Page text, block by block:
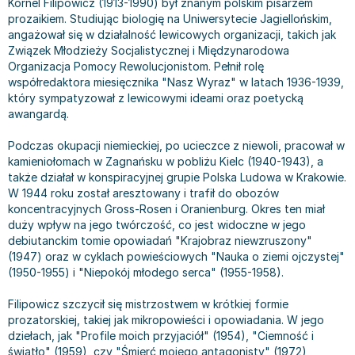
Bajki wiersze
Do kolorowania i naklejania
Kontrastowe obrazki
Kreatywne / Aktywizujące
Poznawanie świata
Podręczniki szkolne
Edukacja przedszkolna
Liceum, Technikum
Szkoła podstawowa
Szkoły wyższe
Szkoła zawodowa
Książki: finanse, księgowość, bankowość
Książki o gospodarce
Inne
Książki o marketingu
Książki o zarządzaniu
Historia - książki
Archeologia - książki
Historia Polski - książki
Historia świata - książki
II Wojna Światowa - książki
Książki militarne
Książki: Prawo
Inne
Książki: Prawo administracyjne
Książki: Prawo cywilne
Książki: Prawo finansowe
Książki: Prawo karne
Książki: pamiętniki, dzienniki i listy
Wywiady, wspomnienia - książki
Komiksy
Komiksy dla dorosłych
Komiksy dla dzieci
Komiksy dla młodzieży
Komiksy obcojęzyczne
Fantastyka, horror - książki
Książki fantasy
Książki horrory
Science Fiction - książki
Książki kryminały
Książki z poezją, aforyzmami i dramaty
Książki dramaty
Książki humorystyczne i aforyzmy
Tomiki poezji
Książki o sztuce
Liceum i technikum
Podręczniki do 1 klasy liceum i technikum
Podręczniki do 2 klasy liceum i technikum
Podręczniki do 3 klasy liceum i technikum
Podręczniki do klasy 4 liceum i technikum
Podręczniki do szkoły zawodowej
Podręczniki do 1 klasy szkoły zawodowej
Podręczniki do 2 klasy szkoły zawodowej
Podręczniki do 3 klasy szkoły zawodowej
Książki dla dzieci
Książki dla dzieci do 2 lat
Książki: bajki dla dzieci do 2 lat
Do kąpieli i zabawy
Kolorowanki i książki do naklejania do 2 lat
Książki grające, z puzzlami i magnesami do 2 lat
Obrazki kontrastowe dla niemowląt
Poznawanie świata dla dzieci do 2 lat - książki
Książki o sportowcach
Książki: Turystyka i podróże
Albumy krajoznawcze
Albumy krajoznawcze - Polska
Albumy krajoznawcze - Świat
Atlasy
Atlasy - Polska
Atlasy - świat
Globusy
Mapy
Mapy - Polska
Mapy - Świat
Przewodniki turystyczne
Przewodniki turystyczne - Polska
Przewodniki turystyczne - Świat
Książki: Zdrowie, rodzina, związki
Książki: Rodzina, związki
Julian Tuwim
Bracia Grimm
Stephen King
Tanya Valko
Lauren Kate
Jan Brzechwa
E. L. James
Virginia C. Andrews
Waldemar Łysiak
Monika Szwaja
Camilla Läckberg
Jan Kochanowski
Henning Mankell
Beata Pawlikowska
L.J. Smith
Diana Palmer
Bear Grylls
Kornel Filipowicz (1913-1990) był znanym polskim pisarzem
prozaikiem. Studiując biologię na Uniwersytecie Jagiellońskim,
angażował się w działalność lewicowych organizacji, takich jak
Związek Młodzieży Socjalistycznej i Międzynarodowa
Organizacja Pomocy Rewolucjonistom. Pełnił rolę
współredaktora miesięcznika "Nasz Wyraz" w latach 1936-1939,
który sympatyzował z lewicowymi ideami oraz poetycką
awangardą.
Podczas okupacji niemieckiej, po ucieczce z niewoli, pracował w
kamieniołomach w Zagnańsku w pobliżu Kielc (1940-1943), a
także działał w konspiracyjnej grupie Polska Ludowa w Krakowie.
W 1944 roku został aresztowany i trafił do obozów
koncentracyjnych Gross-Rosen i Oranienburg. Okres ten miał
duży wpływ na jego twórczość, co jest widoczne w jego
debiutanckim tomie opowiadań "Krajobraz niewzruszony"
(1947) oraz w cyklach powieściowych "Nauka o ziemi ojczystej"
(1950-1955) i "Niepokój młodego serca" (1955-1958).
Filipowicz szczycił się mistrzostwem w krótkiej formie
prozatorskiej, takiej jak mikropowieści i opowiadania. W jego
dziełach, jak "Profile moich przyjaciół" (1954), "Ciemność i
światło" (1959), czy "Śmierć mojego antagonisty" (1972),